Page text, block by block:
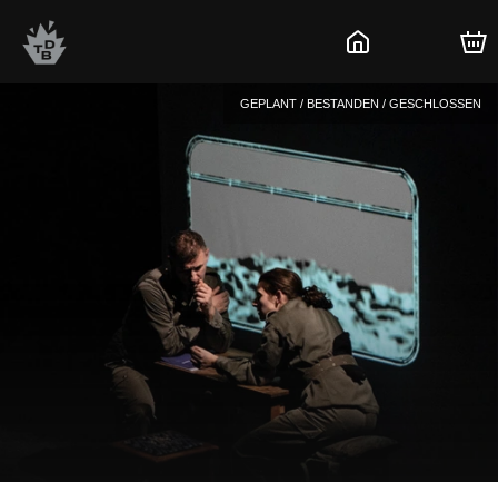
GEPLANT / BESTANDEN / GESCHLOSSEN